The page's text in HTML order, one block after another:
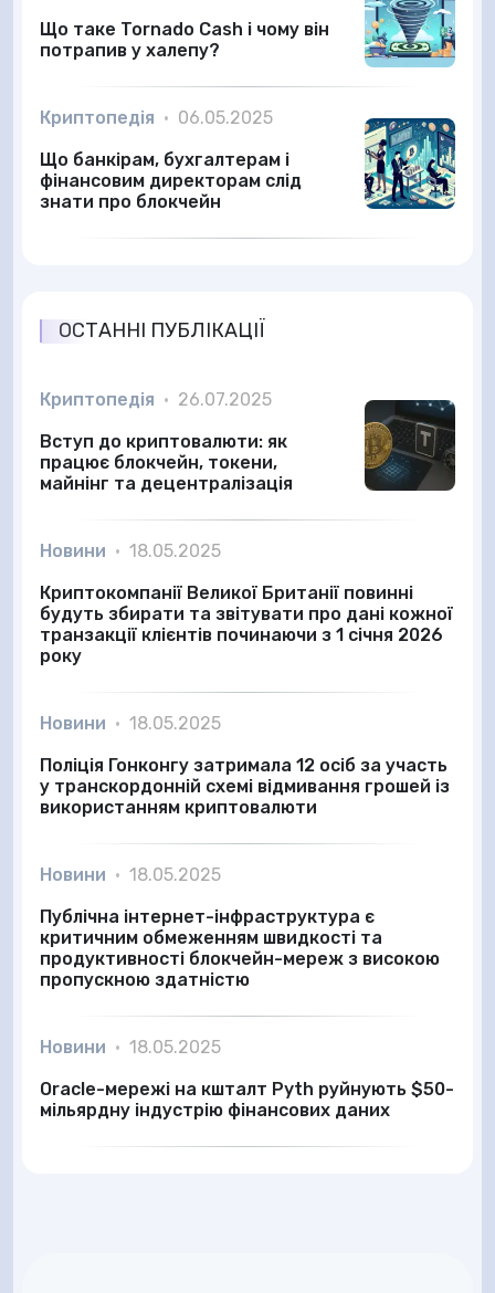
Що таке Tornado Cash і чому він
потрапив у халепу?
Криптопедія • 06.05.2025
Що банкірам, бухгалтерам і
фінансовим директорам слід
знати про блокчейн
ОСТАННІ ПУБЛІКАЦІЇ
Криптопедія • 26.07.2025
Вступ до криптовалюти: як
працює блокчейн, токени,
майнінг та децентралізація
Новини • 18.05.2025
Криптокомпанії Великої Британії повинні
будуть збирати та звітувати про дані кожної
транзакції клієнтів починаючи з 1 січня 2026
року
Новини • 18.05.2025
Поліція Гонконгу затримала 12 осіб за участь
у транскордонній схемі відмивання грошей із
використанням криптовалюти
Новини • 18.05.2025
Публічна інтернет-інфраструктура є
критичним обмеженням швидкості та
продуктивності блокчейн-мереж з високою
пропускною здатністю
Новини • 18.05.2025
Oracle-мережі на кшталт Pyth руйнують $50-
мільярдну індустрію фінансових даних